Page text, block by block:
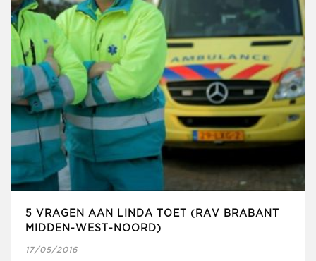
5 VRAGEN AAN LINDA TOET (RAV BRABANT
MIDDEN-WEST-NOORD)
17/05/2016